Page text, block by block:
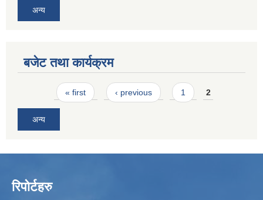
अन्य
बजेट तथा कार्यक्रम
Pages« first ‹ previous 1 2
अन्य
रिपोर्टहरु